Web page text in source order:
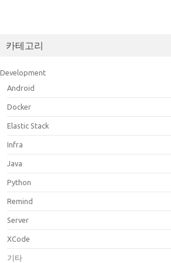
카테고리
Development
Android
Docker
Elastic Stack
Infra
Java
Python
Remind
Server
XCode
기타